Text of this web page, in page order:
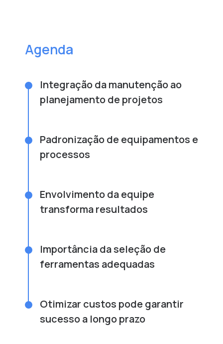
Agenda
Integração da manutenção ao
planejamento de projetos
Padronização de equipamentos e
processos
Envolvimento da equipe
transforma resultados
Importância da seleção de
ferramentas adequadas
Otimizar custos pode garantir
sucesso a longo prazo